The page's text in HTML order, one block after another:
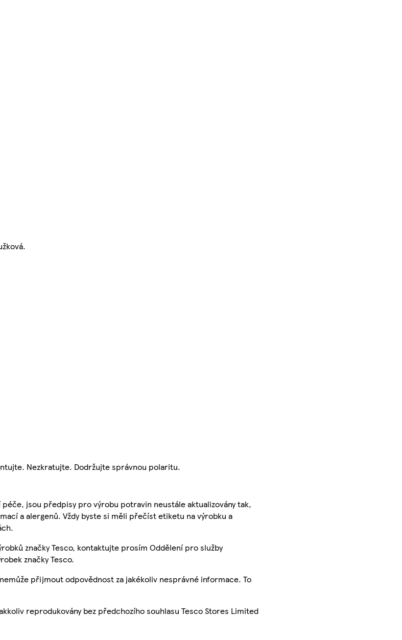
Nezkratujte. Dodržujte správnou polaritu.
jsou předpisy pro výrobu potravin neustále aktualizovány tak,
a alergenů. Vždy byste si měli přečíst etiketu na výrobku a
značky Tesco, kontaktujte prosím Oddělení pro služby
značky Tesco.
přijmout odpovědnost za jakékoliv nesprávné informace. To
reprodukovány bez předchozího souhlasu Tesco Stores Limited